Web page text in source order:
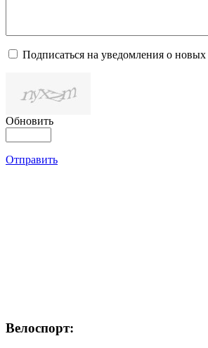
Подписаться на уведомления о
Обновить
Отправить
Велоспорт: